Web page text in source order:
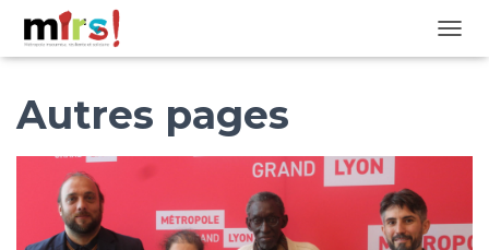
Autres pages